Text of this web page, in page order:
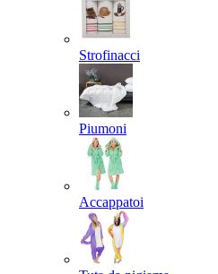
Strofinacci
Piumoni
Accappatoi